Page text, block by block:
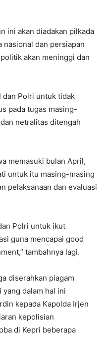
ini akan diadakan pilkada
nasional dan persiapan
akan meninggi dan
Polri untuk tidak
pada tugas masing-
netralitas ditengah
memasuki bulan April,
untuk itu masing-masing
pelaksanaan dan evaluasi
Polri untuk ikut
guna mencapai good
tambahnya lagi.
diserahkan piagam
yang dalam hal ini
kepada Kapolda Irjen
kepolisian
di Kepri beberapa